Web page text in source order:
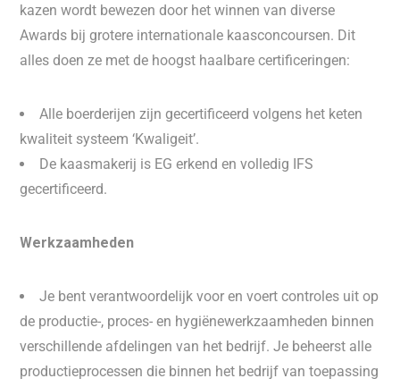
kazen wordt bewezen door het winnen van diverse
Awards bij grotere internationale kaasconcoursen. Dit
alles doen ze met de hoogst haalbare certificeringen:
Alle boerderijen zijn gecertificeerd volgens het keten
kwaliteit systeem ‘Kwaligeit’.
De kaasmakerij is EG erkend en volledig IFS
gecertificeerd.
Werkzaamheden
Je bent verantwoordelijk voor en voert controles uit op
de productie-, proces- en hygiënewerkzaamheden binnen
verschillende afdelingen van het bedrijf. Je beheerst alle
productieprocessen die binnen het bedrijf van toepassing